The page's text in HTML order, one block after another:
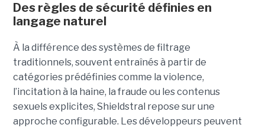
Des règles de sécurité définies en
langage naturel
À la différence des systèmes de filtrage
traditionnels, souvent entraînés à partir de
catégories prédéfinies comme la violence,
l’incitation à la haine, la fraude ou les contenus
sexuels explicites, Shieldstral repose sur une
approche configurable. Les développeurs peuvent